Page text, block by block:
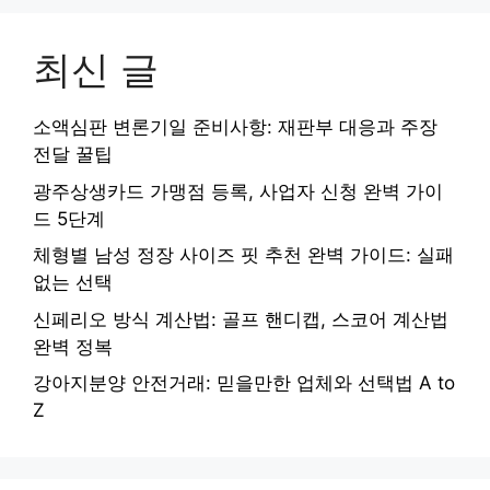
최신 글
소액심판 변론기일 준비사항: 재판부 대응과 주장
전달 꿀팁
광주상생카드 가맹점 등록, 사업자 신청 완벽 가이
드 5단계
체형별 남성 정장 사이즈 핏 추천 완벽 가이드: 실패
없는 선택
신페리오 방식 계산법: 골프 핸디캡, 스코어 계산법
완벽 정복
강아지분양 안전거래: 믿을만한 업체와 선택법 A to
Z